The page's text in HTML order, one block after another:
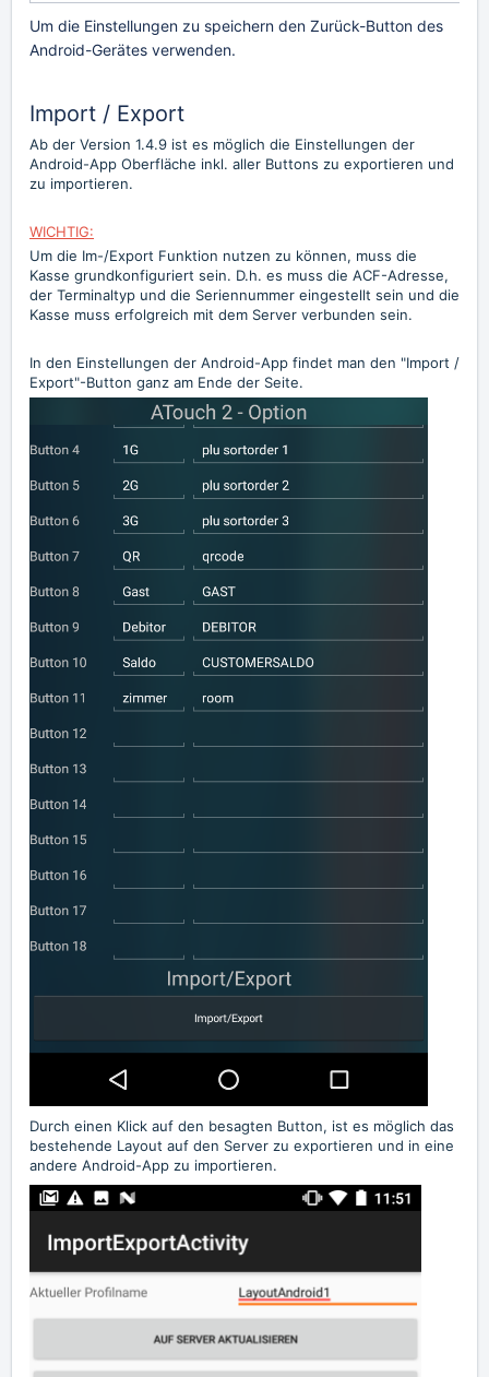
Um die Einstellungen zu speichern den Zurück-Button des
Android-Gerätes verwenden.
Import / Export
Ab der Version 1.4.9 ist es möglich die Einstellungen der
Android-App Oberfläche inkl. aller Buttons zu exportieren und
zu importieren.
WICHTIG:
Um die Im-/Export Funktion nutzen zu können, muss die
Kasse grundkonfiguriert sein. D.h. es muss die ACF-Adresse,
der Terminaltyp und die Seriennummer eingestellt sein und die
Kasse muss erfolgreich mit dem Server verbunden sein.
In den Einstellungen der Android-App findet man den "Import /
Export"-Button ganz am Ende der Seite.
Durch einen Klick auf den besagten Button, ist es möglich das
bestehende Layout auf den Server zu exportieren und in eine
andere Android-App zu importieren.